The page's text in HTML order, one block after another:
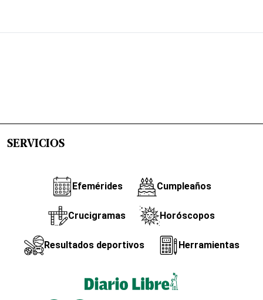
SERVICIOS
Efemérides Cumpleaños
Crucigramas Horóscopos
Resultados deportivos Herramientas